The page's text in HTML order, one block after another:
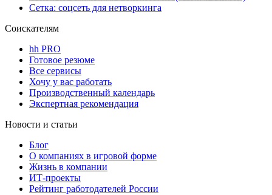
Сетка: соцсеть для нетворкинга
Соискателям
hh PRO
Готовое резюме
Все сервисы
Хочу у вас работать
Производственный календарь
Экспертная рекомендация
Новости и статьи
Блог
О компаниях в игровой форме
Жизнь в компании
ИТ-проекты
Рейтинг работодателей России